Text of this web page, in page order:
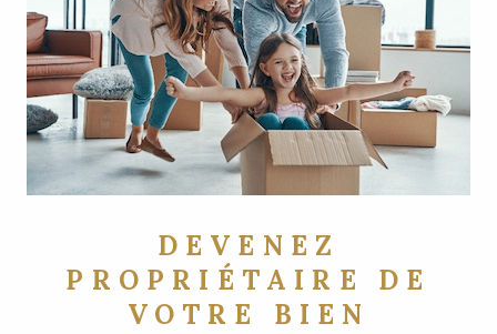
DEVENEZ
PROPRIÉTAIRE DE
VOTRE BIEN